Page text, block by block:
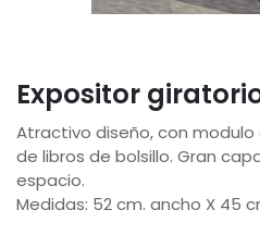
Expositor
Atractivo diseño, con
de libros de bolsillo. Gran
espacio.
Medidas: 52 cm. ancho X 45